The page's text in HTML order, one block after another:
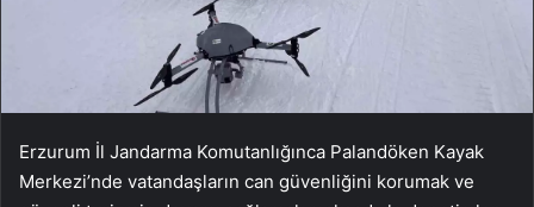
Erzurum İl Jandarma Komutanlığınca Palandöken Kayak
Merkezi’nde vatandaşların can güvenliğini korumak ve